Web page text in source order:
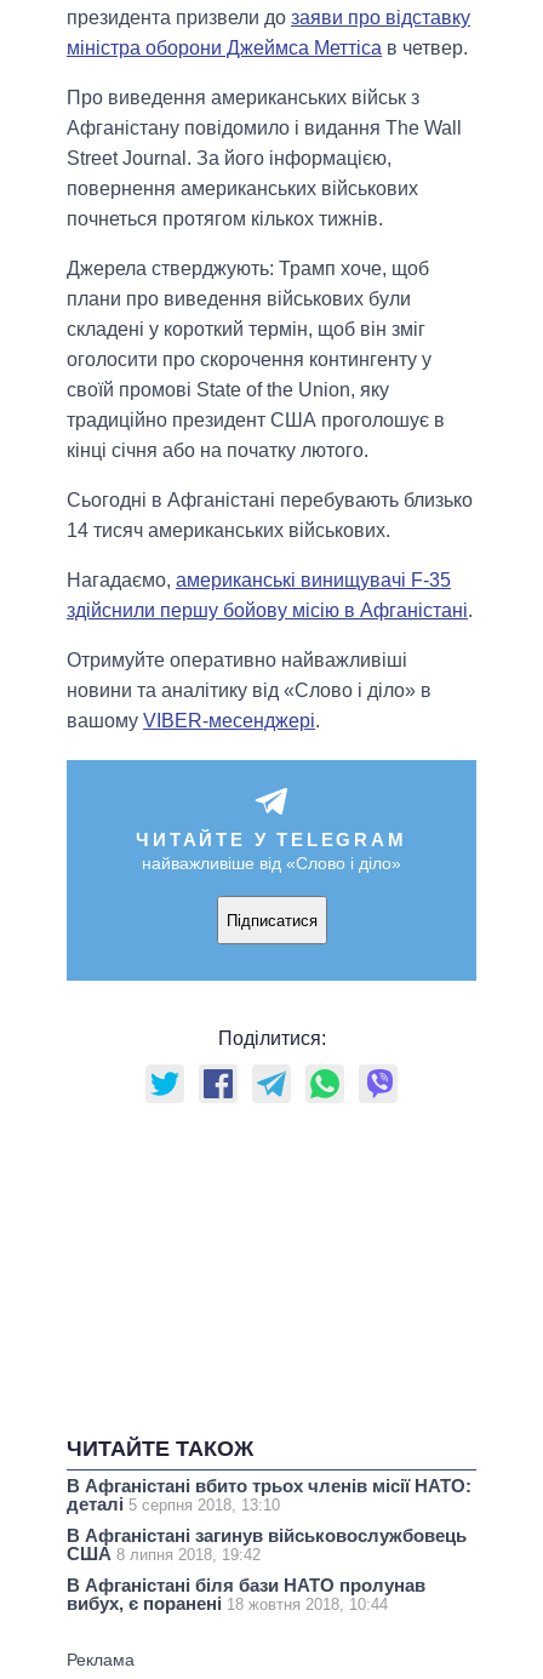
президента призвели до заяви про відставку
міністра оборони Джеймса Меттіса в четвер.
Про виведення американських військ з
Афганістану повідомило і видання The Wall
Street Journal. За його інформацією,
повернення американських військових
почнеться протягом кількох тижнів.
Джерела стверджують: Трамп хоче, щоб
плани про виведення військових були
складені у короткий термін, щоб він зміг
оголосити про скорочення контингенту у
своїй промові State of the Union, яку
традиційно президент США проголошує в
кінці січня або на початку лютого.
Сьогодні в Афганістані перебувають близько
14 тисяч американських військових.
Нагадаємо, американські винищувачі F-35
здійснили першу бойову місію в Афганістані.
Отримуйте оперативно найважливіші
новини та аналітику від «Слово і діло» в
вашому VIBER-месенджері.
ЧИТАЙТЕ У TELEGRAM
найважливіше від «Слово і діло»
Підписатися
Поділитися:
ЧИТАЙТЕ ТАКОЖ
В Афганістані вбито трьох членів місії НАТО:
деталі 5 серпня 2018, 13:10
В Афганістані загинув військовослужбовець
США 8 липня 2018, 19:42
В Афганістані біля бази НАТО пролунав
вибух, є поранені 18 жовтня 2018, 10:44